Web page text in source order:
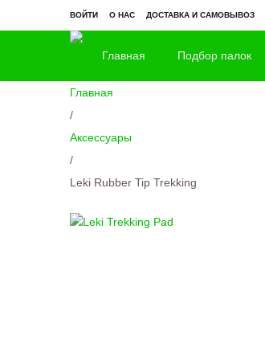
ВОЙТИ О НАС ДОСТАВКА И САМОВЫВОЗ
Главная Подбор палок
Главная
/
Аксессуары
/
Leki Rubber Tip Trekking